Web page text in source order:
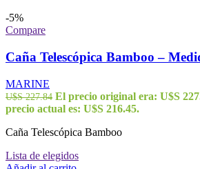
-5%
Compare
Caña Telescópica Bamboo –
MARINE
U$S227.84 El precio original era: U$S
precio actual es: U$S 216.45.
Caña Telescópica Bamboo
Lista de elegidos